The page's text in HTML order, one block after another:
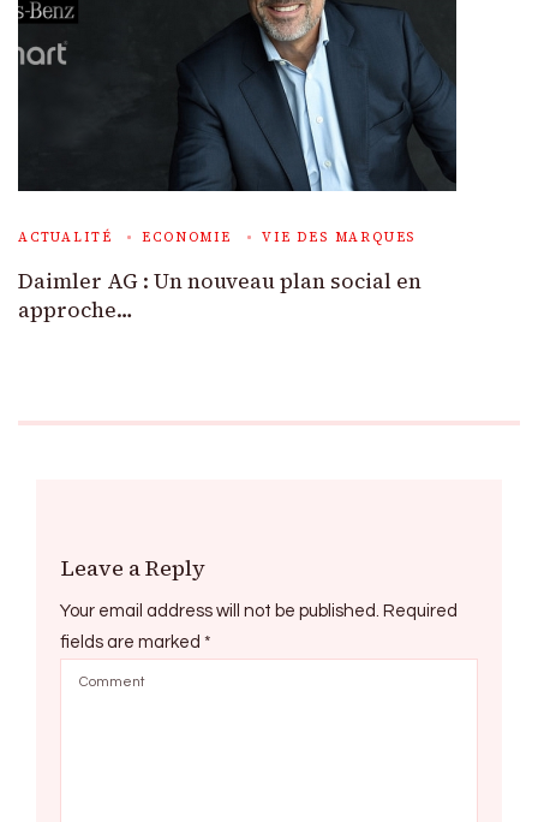
ACTUALITÉ ECONOMIE VIE DES MARQUES
Daimler AG : Un nouveau plan social en
approche…
Leave a Reply
Your email address will not be published.
Required
fields are marked *